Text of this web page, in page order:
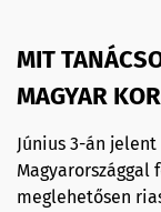
MIT
MAGYAR
Június 3-án
Magyarországgal
meglehetősen